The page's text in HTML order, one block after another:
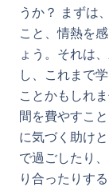
うか？ まずは
こと、情熱を
ょう。それは
し、これまで
ことかもしれま
間を費やすこ
に気づく助け
で過ごしたり
り合ったりす